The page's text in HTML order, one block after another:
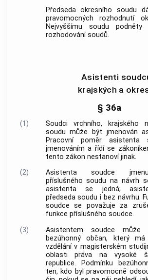
Předseda okresního soudu
pravomocných rozhodnutí
Nejvyššímu soudu podněty
rozhodování soudů.
Asistenti
krajských a
§ 36a
(1)
Soudci vrchního, krajského
soudu může být jmenován
Pracovní poměr asistenta
jmenováním a řídí se
tento zákon nestanoví jinak.
(2)
Asistenta soudce
příslušného soudu na návrh
asistenta se jedná;
předseda soudu i bez návrhu.
soudce se považuje za
funkce příslušného soudce.
(3)
Asistentem soudce může
bezúhonný občan, který má
vzdělání v magisterském
oblasti práva na vysoké
republice. Podmínku
ten, kdo byl pravomocně